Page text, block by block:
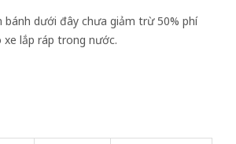
bánh dưới đây chưa giảm trừ 50% phí
lắp ráp trong nước.